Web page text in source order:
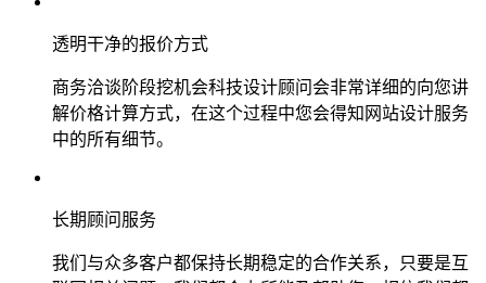
透明干净的报价方式
商务洽谈阶段挖机会科技设计顾问会非常详细的向您讲
解价格计算方式，在这个过程中您会得知网站设计服务
中的所有细节。
长期顾问服务
我们与众多客户都保持长期稳定的合作关系，只要是互